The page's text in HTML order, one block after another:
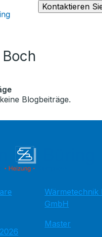
Kontaktieren
Blogbeiträge.
Wärmetechnik
GmbH
Master